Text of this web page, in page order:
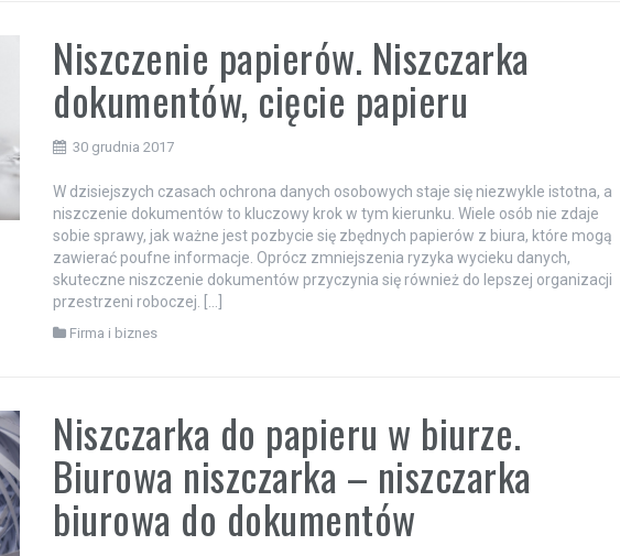
Niszczenie papierów. Niszczarka
dokumentów, cięcie papieru
30 grudnia 2017
W dzisiejszych czasach ochrona danych osobowych staje się niezwykle istotna, a
niszczenie dokumentów to kluczowy krok w tym kierunku. Wiele osób nie zdaje
sobie sprawy, jak ważne jest pozbycie się zbędnych papierów z biura, które mogą
zawierać poufne informacje. Oprócz zmniejszenia ryzyka wycieku danych,
skuteczne niszczenie dokumentów przyczynia się również do lepszej organizacji
przestrzeni roboczej. […]
Firma i biznes
Niszczarka do papieru w biurze.
Biurowa niszczarka – niszczarka
biurowa do dokumentów